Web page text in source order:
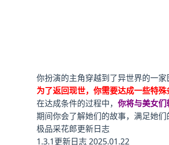
你扮演的主角穿越到了异世界的一家
为了返回现世，你需要达成一些特殊
在达成条件的过程中， 你将与美女们
期间你会了解她们的故事，满足她们
极品采花郎更新日志
1.3.1更新日志 2025.01.22